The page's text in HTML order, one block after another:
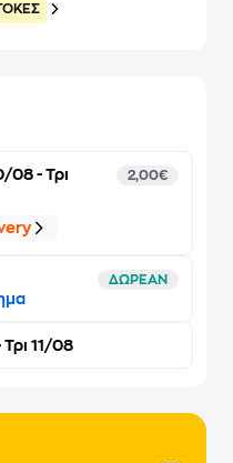
08 - Τρι
2,00€
ΔΩΡΕΑΝ
11/08